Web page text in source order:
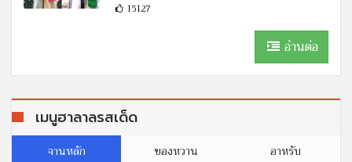
15127
อ่านต่อ
เมนูฮาลาลรสเด็ด
จานหลัก ของหวาน อาหรับ